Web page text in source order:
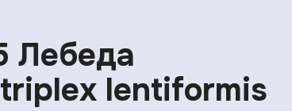
Лебеда
lentiformis